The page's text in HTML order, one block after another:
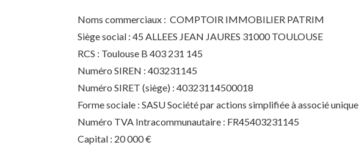
Noms commerciaux : COMPTOIR IMMOBILIER PATRIM
Siège social : 45 ALLEES JEAN JAURES 31000 TOULOUSE
RCS : Toulouse B 403 231 145
Numéro SIREN : 403231145
Numéro SIRET (siège) : 40323114500018
Forme sociale : SASU Société par actions simplifiée à associé unique
Numéro TVA Intracommunautaire : FR45403231145
Capital : 20 000 €